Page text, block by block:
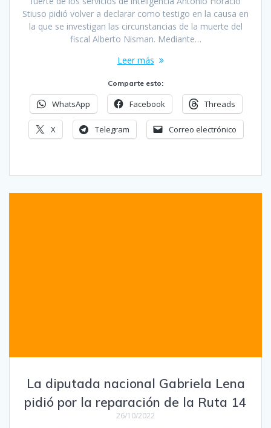
Stiuso pidió volver a declarar como testigo en la causa en
la que se investigan las circunstancias de la muerte del
fiscal Alberto Nisman. Mediante…
Leer más
Comparte esto:
WhatsApp Facebook Threads
X Telegram Correo electrónico
La diputada nacional Gabriela Lena
pidió por la reparación de la Ruta 14
26/10/2022